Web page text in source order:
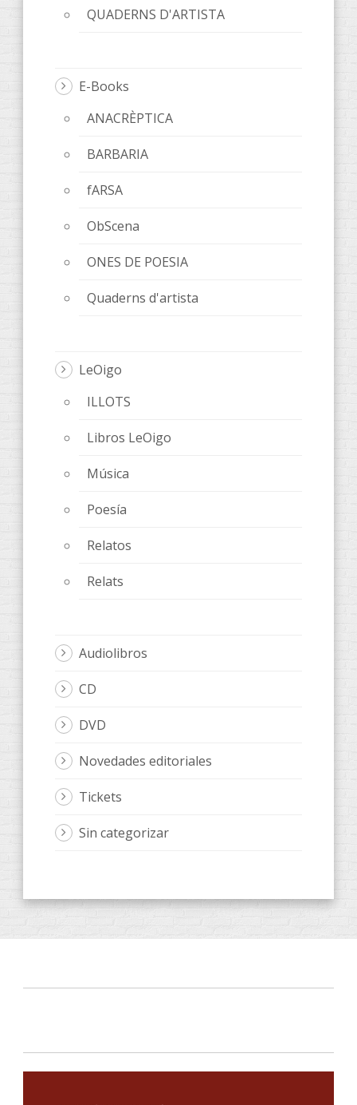
QUADERNS D'ARTISTA
E-Books
ANACRÈPTICA
BARBARIA
fARSA
ObScena
ONES DE POESIA
Quaderns d'artista
LeOigo
ILLOTS
Libros LeOigo
Música
Poesía
Relatos
Relats
Audiolibros
CD
DVD
Novedades editoriales
Tickets
Sin categorizar